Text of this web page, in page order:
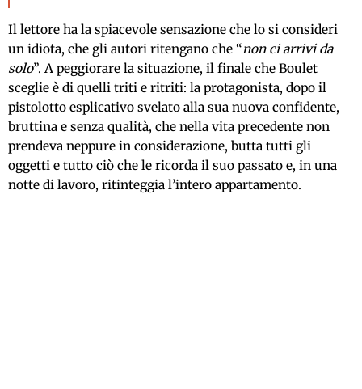
Il lettore ha la spiacevole sensazione che lo si consideri
un idiota, che gli autori ritengano che “non ci arrivi da
solo”. A peggiorare la situazione, il finale che Boulet
sceglie è di quelli triti e ritriti: la protagonista, dopo il
pistolotto esplicativo svelato alla sua nuova confidente,
bruttina e senza qualità, che nella vita precedente non
prendeva neppure in considerazione, butta tutti gli
oggetti e tutto ciò che le ricorda il suo passato e, in una
notte di lavoro, ritinteggia l’intero appartamento.